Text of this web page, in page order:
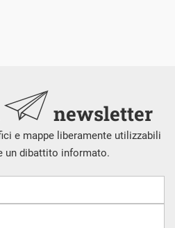
newsletter
e mappe liberamente utilizzabili
un dibattito informato.